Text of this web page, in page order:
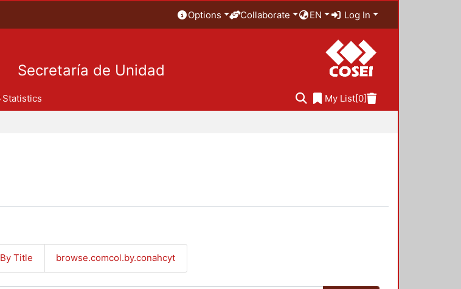
Options Collaborate EN Log In
Secretaría de Unidad
Statistics My List[0]
By Title browse.comcol.by.conahcyt